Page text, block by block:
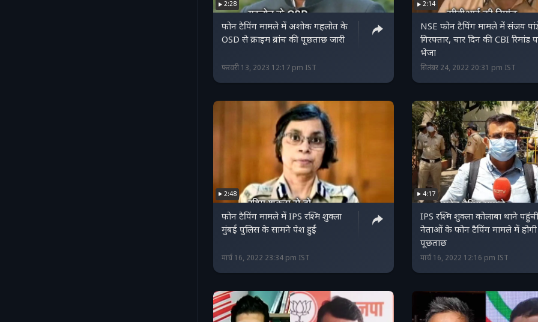
2:28
फोन टैपिंग मामले में अशोक गहलोत के
OSD से क्राइम ब्रांच की पूछताछ जारी
फ़रवरी 13, 2023 12:17 pm IST
2:14
NSE फोन टैपिंग मामले में संजय
गिरफ्तार, चार दिन की CBI रिमांड
भेजा
सितंबर 24, 2022 20:31 pm IST
2:48
फोन टैपिंग मामले में IPS रश्मि शुक्ला
मुंबई पुलिस के सामने पेश हुईं
मार्च 16, 2022 23:34 pm IST
4:17
IPS रश्मि शुक्ला कोलाबा थाने
नेताओं के फोन टैपिंग मामले में होगी
पूछताछ
मार्च 16, 2022 12:16 pm IST